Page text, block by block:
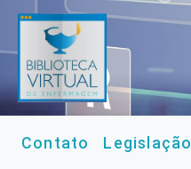
Contato Legislação